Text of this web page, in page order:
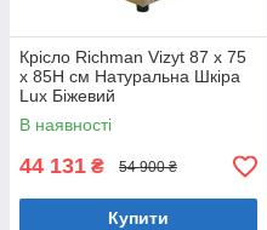
Крісло Richman Vizyt 87 x 75
x 85H см Натуральна Шкіра
Lux Біжевий
В наявності
44 131 ₴ 54 900 ₴
Купити